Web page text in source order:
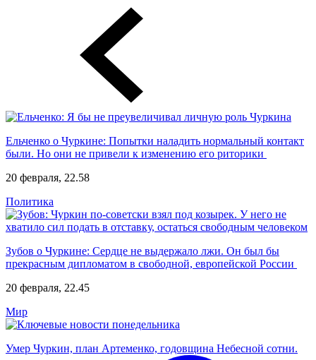
Ельченко о Чуркине: Попытки наладить нормальный контакт
были. Но они не привели к изменению его риторики
20 февраля, 22.58
Политика
Зубов о Чуркине: Сердце не выдержало лжи. Он был бы
прекрасным дипломатом в свободной, европейской России
20 февраля, 22.45
Мир
Умер Чуркин, план Артеменко, годовщина Небесной сотни.